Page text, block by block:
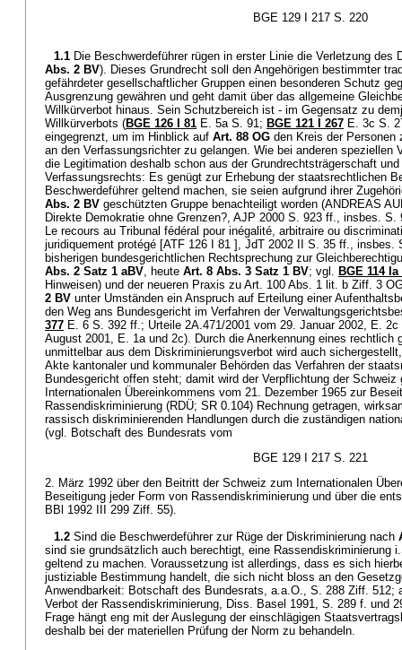
BGE 129 I 217 S. 220
1.1 Die Beschwerdeführer rügen in erster Linie die Verletzung des
Abs. 2 BV). Dieses Grundrecht soll den Angehörigen bestimmter
gefährdeter gesellschaftlicher Gruppen einen besonderen Schutz
Ausgrenzung gewähren und geht damit über das allgemeine
Willkürverbot hinaus. Sein Schutzbereich ist - im Gegensatz zu
Willkürverbots (BGE 126 I 81 E. 5a S. 91; BGE 121 I 267 E. 3c S.
eingegrenzt, um im Hinblick auf Art. 88 OG den Kreis der
an den Verfassungsrichter zu gelangen. Wie bei anderen speziellen
die Legitimation deshalb schon aus der Grundrechtsträgerschaft
Verfassungsrechts: Es genügt zur Erhebung der staatsrechtlichen
Beschwerdeführer geltend machen, sie seien aufgrund ihrer
Abs. 2 BV geschützten Gruppe benachteiligt worden (ANDREAS
Direkte Demokratie ohne Grenzen?, AJP 2000 S. 923 ff., insbes.
Le recours au Tribunal fédéral pour inégalité, arbitraire ou
juridiquement protégé [ATF 126 I 81 ], JdT 2002 II S. 35 ff., insbes.
bisherigen bundesgerichtlichen Rechtsprechung zur
Abs. 2 Satz 1 aBV, heute Art. 8 Abs. 3 Satz 1 BV; vgl. BGE 114 Ia
Hinweisen) und der neueren Praxis zu Art. 100 Abs. 1 lit. b Ziff. 3
2 BV unter Umständen ein Anspruch auf Erteilung einer
den Weg ans Bundesgericht im Verfahren der
377 E. 6 S. 392 ff.; Urteile 2A.471/2001 vom 29. Januar 2002, E. 2c
August 2001, E. 1a und 2c). Durch die Anerkennung eines rechtlich
unmittelbar aus dem Diskriminierungsverbot wird auch
Akte kantonaler und kommunaler Behörden das Verfahren der
Bundesgericht offen steht; damit wird der Verpflichtung der
Internationalen Übereinkommens vom 21. Dezember 1965 zur
Rassendiskriminierung (RDÜ; SR 0.104) Rechnung getragen,
rassisch diskriminierenden Handlungen durch die zuständigen
(vgl. Botschaft des Bundesrats vom
BGE 129 I 217 S. 221
2. März 1992 über den Beitritt der Schweiz zum Internationalen
Beseitigung jeder Form von Rassendiskriminierung und über die
BBl 1992 III 299 Ziff. 55).
1.2 Sind die Beschwerdeführer zur Rüge der Diskriminierung nach
sind sie grundsätzlich auch berechtigt, eine Rassendiskriminierung
geltend zu machen. Voraussetzung ist allerdings, dass es sich
justiziable Bestimmung handelt, die sich nicht bloss an den
Anwendbarkeit: Botschaft des Bundesrats, a.a.O., S. 288 Ziff. 512;
Verbot der Rassendiskriminierung, Diss. Basel 1991, S. 289 f. und
Frage hängt eng mit der Auslegung der einschlägigen
deshalb bei der materiellen Prüfung der Norm zu behandeln.